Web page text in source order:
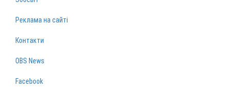
Реклама на сайті
Контакти
OBS News
Facebook